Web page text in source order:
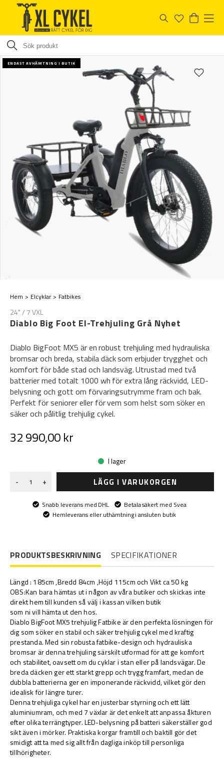
ENDAST AVHÄMTNING I BUTIK
Hem Elcyklar Fatbikes
24" / 7 VXL
Diablo Big Foot El-Trehjuling Grå Nyhet
Diablo BigFoot MX5 är en robust trehjuling med hydrauliska
bromsar och breda, stabila däck som erbjuder trygghet och
komfort för både stad och landsväg. Utrustad med två
batterier med totalt 1000 wh för extra lång räckvidd, LED-
belysning och gott om förvaringsutrymme fram och bak.
Perfekt för seniorer eller för vem som helst som söker en
säker och pålitlig trehjulig cykel.
32 990,00 kr
I lager
-
+ LÄGG I VARUKORGEN
Snabb leverans med DHL
Betala säkert med Svea
Hemleverans eller uthämtning i ansluten butik
PRODUKTSBESKRIVNING SPECIFIKATIONER
Längd : 185cm ,Bredd 84cm ,Höjd 115cm och Vikt ca 50 kg
OBS:Kan bara hämtas ut i någon av våra butiker och skickas inte
direkt hem till kunden så välj i kassan vilken butik
som ni vill hämta ut den hos.
Diablo BigFoot MX5 trehjulig Fatbike är den perfekta lösningen för
dig som söker en stabil och säker trehjulig cykel med kraftig
prestanda. Med sin robusta fatbike-design och hydrauliska
bromsar är denna trehjuling särskilt utformad för att ge komfort
och stabilitet, oavsett om du cyklar i stan eller på landsvägar. De
breda däcken ger ett starkt grepp och trygg framfart, medan de
dubbla batterierna ger en imponerande räckvidd, vilket gör den
idealisk för längre turer.
Denna trehjuliga cykel har en justerbar styrning och ett lätt
aluminiumram, och med 7 växlar är det enkelt att anpassa åkturen
efter olika terrängtyper. LED-belysning på batteri säkerställer god
sikt även i mörker. Praktiska korgar framtill och baktill gör det
smidigt att ta med sig allt från dagliga inköp till personliga
tillhörigheter.